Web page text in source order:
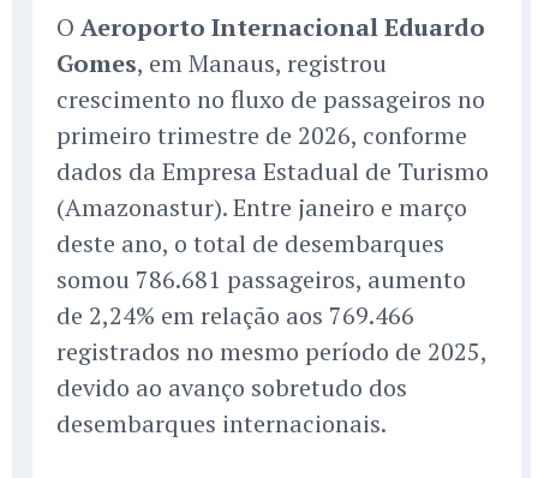
O Aeroporto Internacional Eduardo
Gomes, em Manaus, registrou
crescimento no fluxo de passageiros no
primeiro trimestre de 2026, conforme
dados da Empresa Estadual de Turismo
(Amazonastur). Entre janeiro e março
deste ano, o total de desembarques
somou 786.681 passageiros, aumento
de 2,24% em relação aos 769.466
registrados no mesmo período de 2025,
devido ao avanço sobretudo dos
desembarques internacionais.